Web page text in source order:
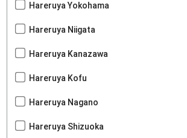
Hareruya Yokohama
Hareruya Niigata
Hareruya Kanazawa
Hareruya Kofu
Hareruya Nagano
Hareruya Shizuoka